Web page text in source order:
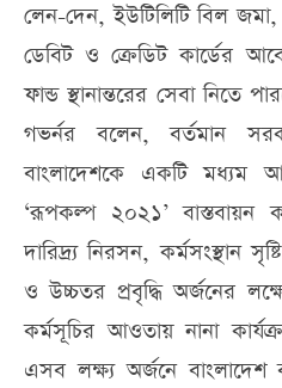
লেন-দেন, ইউটিলিটি বিল
ডেবিট ও ক্রেডিট কার্ডের
ফান্ড স্থানান্তরের সেবা নিতে
গভর্নর বলেন, বর্তমান
বাংলাদেশকে একটি মধ্যম
‘রূপকল্প ২০২১’ বাস্তবায়ন
দারিদ্র্য নিরসন, কর্মসংস্থান
ও উচ্চতর প্রবৃদ্ধি অর্জনের
কর্মসূচির আওতায় নানা
এসব লক্ষ্য অর্জনে বাংলাদেশ